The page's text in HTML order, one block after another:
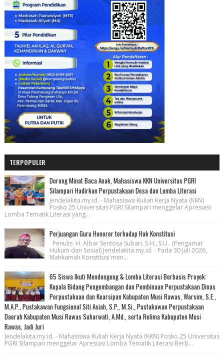
TERPOPULER
Dorong Minat Baca Anak, Mahasiswa KKN Universitas PGRI
Silampari Hadirkan Perpustakaan Desa dan Lomba Literasi
Jendelakita.my.id. - Mahasiswa Kuliah Kerja Nyata (KKN)
Posko 25 Universitas PGRI Silampari menggelar Apresiasi
Lomba Tematik Literasi yang...
Perjuangan Guru Honorer terhadap Hak Konstitusi
Penulis: H. Albar Sentosa Subari, S.H., S.U. (Pengamat
Hukum dan Sosial) Jendelakita.my.id. - Pada 30 Juli 2026,
Mahkamah Konstitusi men...
65 Siswa Ikuti Mendongeng & Lomba Literasi Berbasis Proyek:
Kepala Bidang Pengembangan dan Pembinaan Perpustakaan Dinas
Perpustakaan dan Kearsipan Kabupaten Musi Rawas, Warsim, S.E.,
M.A.P., Pustakawan Fungsional Siti Asiah, S.P., M.Si., Pustakawan Perpustakaan
Daerah Kabupaten Musi Rawas Suharwati, A.Md., serta Relima Kabupaten Musi
Rawas, Jadi Juri
Jendelakita.my.id. - Mahasiswa Kuliah Kerja Nyata (KKN) Posko 25 Universitas
PGRI Silampari menggelar Apresiasi Lomba Tematik Literasi Berb...